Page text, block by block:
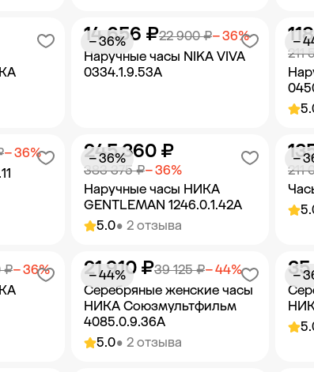
Добавить в корзину
Наручные часы NIKA VIVA
0334.1.9.53A
22 900 ₽− 36%
14 656 ₽
− 36%
Добавить в корзину
211
−
− 36%
5.0• 2 отзыва
Наручные часы НИКА
GENTLEMAN 1246.0.1.42A
383 375 ₽− 36%
245 360 ₽
− 36%
Добавить в корзину
211
−
₽− 36%
5.0• 2 отзыва
Серебряные женские часы
НИКА Союзмультфильм
4085.0.9.36A
39 125 ₽− 44%
21 910 ₽
− 44% −